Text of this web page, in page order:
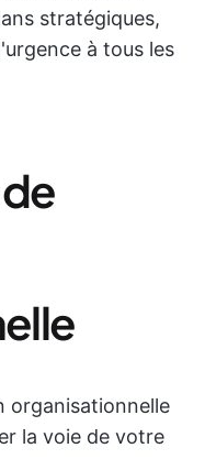
stratégiques,
à tous les
organisationnelle
la voie de votre